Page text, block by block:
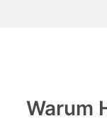
Warum